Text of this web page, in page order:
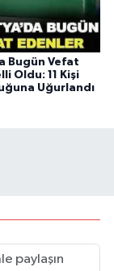
Bugün Vefat
Oldu: 11 Kişi
Uğurlandı